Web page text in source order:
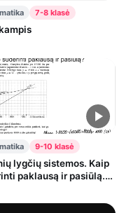
7-8 klasė
9-10 klasė
lygčių sistemos. Kaip
paklausą ir pasiūlą.